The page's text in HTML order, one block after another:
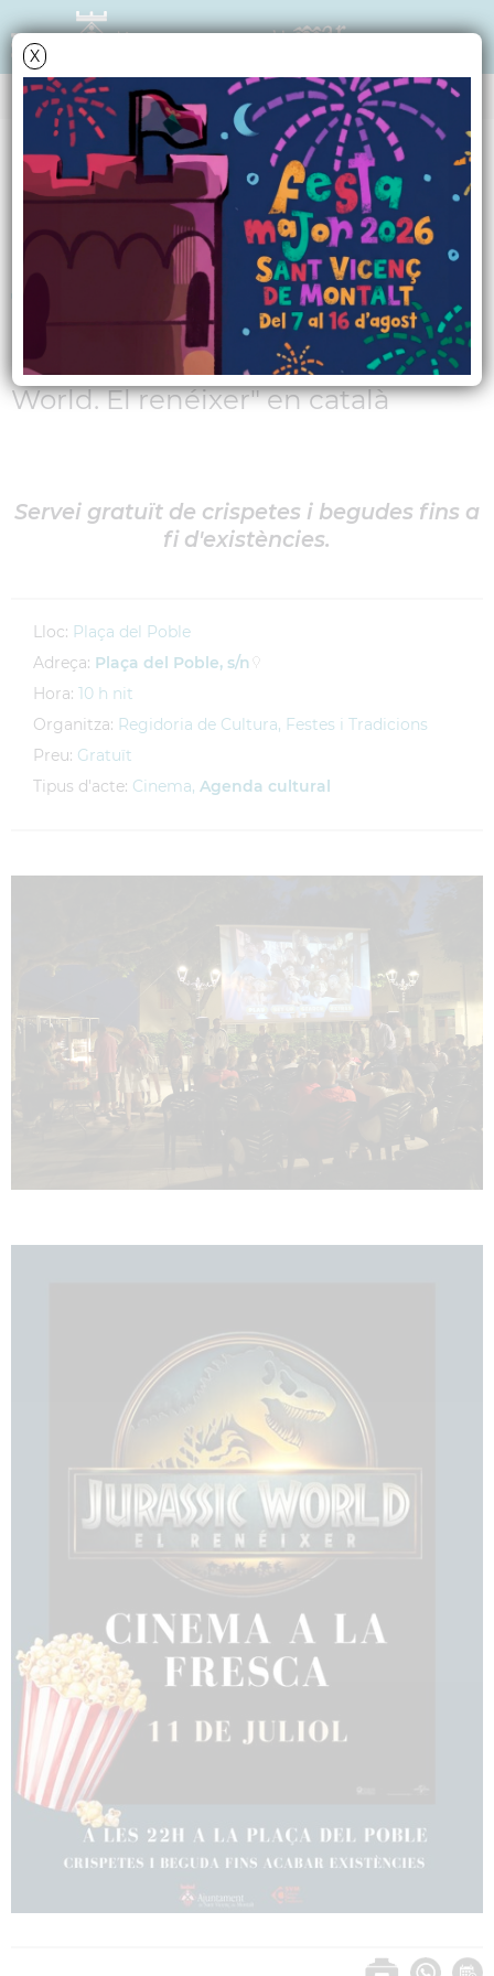
X
AGENDA
Dissabte11 juliol 2026
Cinema familiar a la
fresca
Projecció de la pel·lícula "Jurassic
World. El renéixer" en català
Servei gratuït de crispetes i begudes fins a
fi d'existències.
Lloc: Plaça del Poble
Adreça: Plaça del Poble, s/n
Hora: 10 h nit
Organitza: Regidoria de Cultura, Festes i Tradicions
Preu: Gratuït
Tipus d'acte: Cinema, Agenda cultural